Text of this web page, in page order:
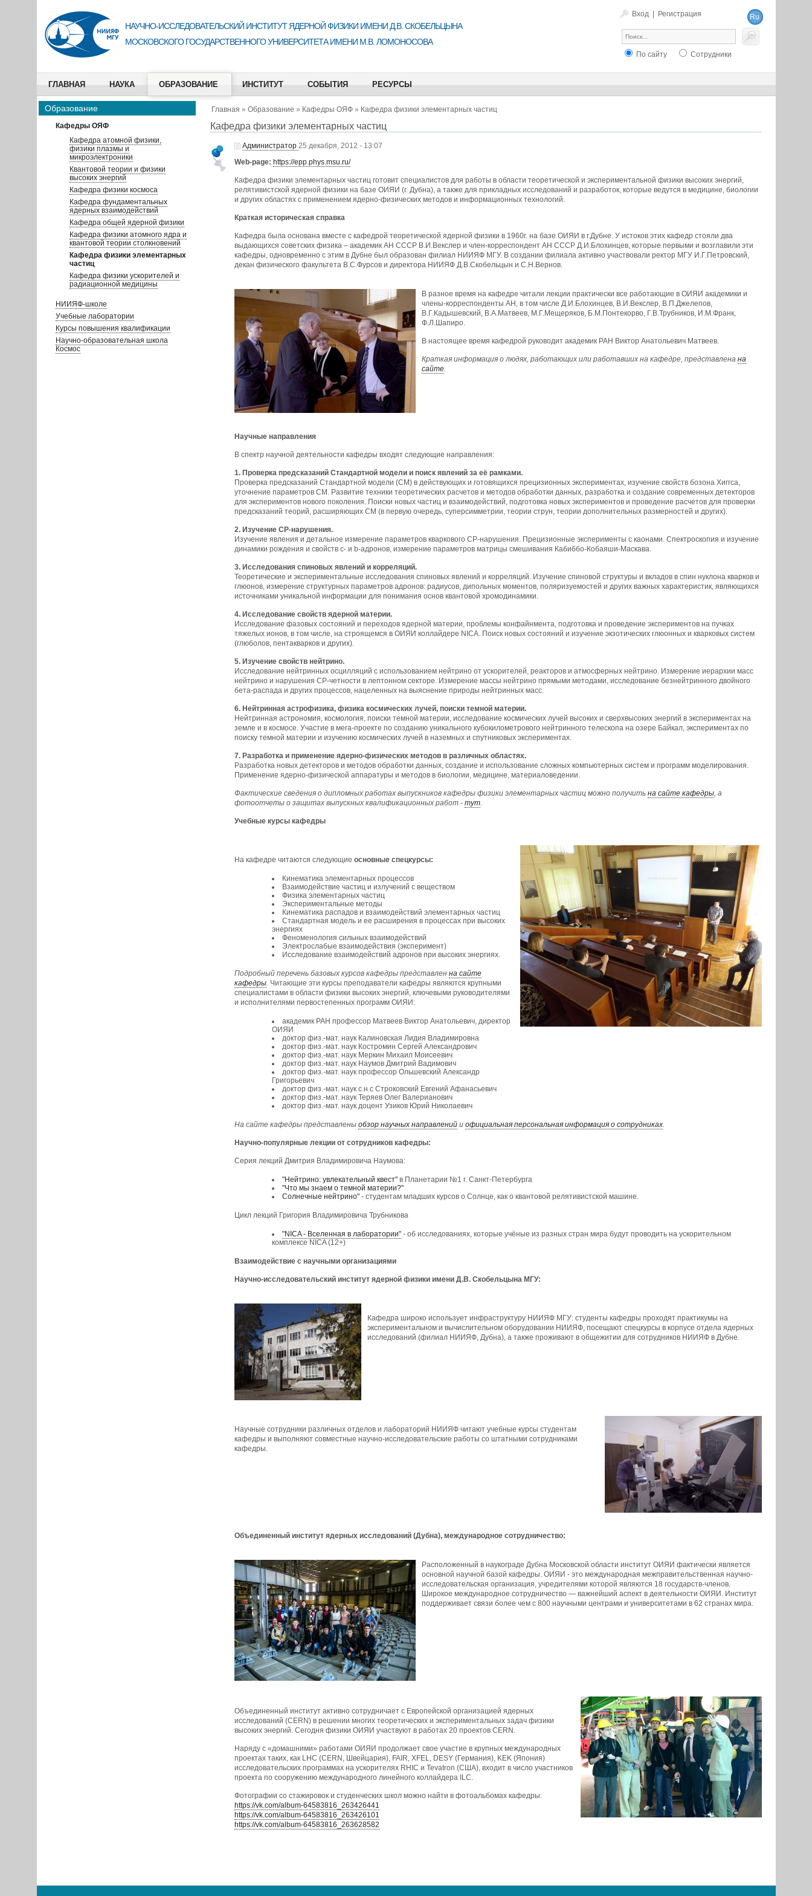
Вход Регистрация
Ru
En
НАУЧНО-ИССЛЕДОВАТЕЛЬСКИЙ ИНСТИТУТ ЯДЕРНОЙ ФИЗИКИ ИМЕНИ Д.В. СКОБЕЛЬЦЫНА
МОСКОВСКОГО ГОСУДАРСТВЕННОГО УНИВЕРСИТЕТА ИМЕНИ М.В. ЛОМОНОСОВА
По сайту Сотрудники
ГЛАВНАЯ НАУКА ОБРАЗОВАНИЕ ИНСТИТУТ СОБЫТИЯ РЕСУРСЫ
Образование
Кафедры ОЯФ
Кафедра атомной физики,
физики плазмы и
микроэлектроники
Квантовой теории и физики
высоких энергий
Кафедра физики космоса
Кафедра фундаментальных
ядерных взаимодействий
Кафедра общей ядерной физики
Кафедра физики атомного ядра и
квантовой теории столкновений
Кафедра физики элементарных
частиц
Кафедра физики ускорителей и
радиационной медицины
НИИЯФ-школе
Учебные лаборатории
Курсы повышения квалификации
Научно-образовательная школа
Космос
Главная » Образование » Кафедры ОЯФ» Кафедра физики элементарных частиц
Кафедра физики элементарных частиц
Администратор 25 декабря, 2012 - 13:07
Web-page: https://epp.phys.msu.ru/
Кафедра физики элементарных частиц готовит специалистов для работы в области теоретической и экспериментальной физики высоких энергий,
релятивистской ядерной физики на базе ОИЯИ (г. Дубна), а также для прикладных исследований и разработок, которые ведутся в медицине, биологии
и других областях с применением ядерно-физических методов и информационных технологий.
Краткая историческая справка
Кафедра была основана вместе с кафедрой теоретической ядерной физики в 1960г. на базе ОИЯИ в г.Дубне. У истоков этих кафедр стояли два
выдающихся советских физика – академик АН СССР В.И.Векслер и член-корреспондент АН СССР Д.И.Блохинцев, которые первыми и возглавили эти
кафедры, одновременно с этим в Дубне был образован филиал НИИЯФ МГУ. В создании филиала активно участвовали ректор МГУ И.Г.Петровский,
декан физического факультета В.С.Фурсов и директора НИИЯФ Д.В.Скобельцын и С.Н.Вернов.
В разное время на кафедре читали лекции практически все работающие в ОИЯИ академики и
члены-корреспонденты АН, в том числе Д.И.Блохинцев, В.И.Векслер, В.П.Джелепов,
В.Г.Кадышевский, В.А.Матвеев, М.Г.Мещеряков, Б.М.Понтекорво, Г.В.Трубников, И.М.Франк,
Ф.Л.Шапиро.
В настоящее время кафедрой руководит академик РАН Виктор Анатольевич Матвеев.
Краткая информация о людях, работающих или работавших на кафедре, представлена на
сайте.
Научные направления
В спектр научной деятельности кафедры входят следующие направления:
1. Проверка предсказаний Стандартной модели и поиск явлений за её рамками.
Проверка предсказаний Стандартной модели (СМ) в действующих и готовящихся прецизионных экспериментах, изучение свойств бозона Хиггса,
уточнение параметров СМ. Развитие техники теоретических расчетов и методов обработки данных, разработка и создание современных детекторов
для экспериментов нового поколения. Поиски новых частиц и взаимодействий, подготовка новых экспериментов и проведение расчетов для проверки
предсказаний теорий, расширяющих СМ (в первую очередь, суперсимметрии, теории струн, теории дополнительных размерностей и других).
2. Изучение СР-нарушения.
Изучение явления и детальное измерение параметров кваркового СР-нарушения. Прецизионные эксперименты с каонами. Спектроскопия и изучение
динамики рождения и свойств с- и b-адронов, измерение параметров матрицы смешивания Кабиббо-Кобаяши-Маскава.
3. Исследования спиновых явлений и корреляций.
Теоретические и экспериментальные исследования спиновых явлений и корреляций. Изучение спиновой структуры и вкладов в спин нуклона кварков и
глюонов, измерение структурных параметров адронов: радиусов, дипольных моментов, поляризуемостей и других важных характеристик, являющихся
источниками уникальной информации для понимания основ квантовой хромодинамики.
4. Исследование свойств ядерной материи.
Исследование фазовых состояний и переходов ядерной материи, проблемы конфайнмента, подготовка и проведение экспериментов на пучках
тяжелых ионов, в том числе, на строящемся в ОИЯИ коллайдере NICA. Поиск новых состояний и изучение экзотических глюонных и кварковых систем
(глюболов, пентакварков и других).
5. Изучение свойств нейтрино.
Исследование нейтринных осцилляций с использованием нейтрино от ускорителей, реакторов и атмосферных нейтрино. Измерение иерархии масс
нейтрино и нарушения СР-четности в лептонном секторе. Измерение массы нейтрино прямыми методами, исследование безнейтринного двойного
бета-распада и других процессов, нацеленных на выяснение природы нейтринных масс.
6. Нейтринная астрофизика, физика космических лучей, поиски темной материи.
Нейтринная астрономия, космология, поиски темной материи, исследование космических лучей высоких и сверхвысоких энергий в экспериментах на
земле и в космосе. Участие в мега-проекте по созданию уникального кубокилометрового нейтринного телескопа на озере Байкал, экспериментах по
поиску темной материи и изучению космических лучей в наземных и спутниковых экспериментах.
7. Разработка и применение ядерно-физических методов в различных областях.
Разработка новых детекторов и методов обработки данных, создание и использование сложных компьютерных систем и программ моделирования.
Применение ядерно-физической аппаратуры и методов в биологии, медицине, материаловедении.
Фактические сведения о дипломных работах выпускников кафедры физики элементарных частиц можно получить на сайте кафедры, а
фотоотчеты о защитах выпускных квалификационных работ - тут.
Учебные курсы кафедры
На кафедре читаются следующие основные спецкурсы:
Кинематика элементарных процессов
Взаимодействие частиц и излучений с веществом
Физика элементарных частиц
Экспериментальные методы
Кинематика распадов и взаимодействий элементарных частиц
Стандартная модель и ее расширения в процессах при высоких
энергиях
Феноменология сильных взаимодействий
Электрослабые взаимодействия (эксперимент)
Исследование взаимодействий адронов при высоких энергиях.
Подробный перечень базовых курсов кафедры представлен на сайте
кафедры. Читающие эти курсы преподаватели кафедры являются крупными
специалистами в области физики высоких энергий, ключевыми руководителями
и исполнителями первостепенных программ ОИЯИ:
академик РАН профессор Матвеев Виктор Анатольевич, директор
ОИЯИ
доктор физ.-мат. наук Калиновская Лидия Владимировна
доктор физ.-мат. наук Костромин Сергей Александрович
доктор физ.-мат. наук Меркин Михаил Моисеевич
доктор физ.-мат. наук Наумов Дмитрий Вадимович
доктор физ.-мат. наук профессор Ольшевский Александр
Григорьевич
доктор физ.-мат. наук с.н.с Строковский Евгений Афанасьевич
доктор физ.-мат. наук Теряев Олег Валерианович
доктор физ.-мат. наук доцент Узиков Юрий Николаевич
На сайте кафедры представлены обзор научных направленийи официальная персональная информация о сотрудниках.
Научно-популярные лекции от сотрудников кафедры:
Серия лекций Дмитрия Владимировича Наумова:
"Нейтрино: увлекательный квест"в Планетарии №1 г. Санкт-Петербурга
"Что мы знаем о темной материи?"
Солнечные нейтрино"- студентам младших курсов о Солнце, как о квантовой релятивистской машине.
Цикл лекций Григория Владимировича Трубникова
"NICA - Вселенная в лаборатории"- об исследованиях, которые учёные из разных стран мира будут проводить на ускорительном
комплексе NICA (12+)
Взаимодействие с научными организациями
Научно-исследовательский институт ядерной физики имени Д.В. Скобельцына МГУ:
Кафедра широко использует инфраструктуру НИИЯФ МГУ: студенты кафедры проходят практикумы на
экспериментальном и вычислительном оборудовании НИИЯФ, посещают спецкурсы в корпусе отдела ядерных
исследований (филиал НИИЯФ, Дубна), а также проживают в общежитии для сотрудников НИИЯФ в Дубне.
Научные сотрудники различных отделов и лабораторий НИИЯФ читают учебные курсы студентам
кафедры и выполняют совместные научно-исследовательские работы со штатными сотрудниками
кафедры.
Объединенный институт ядерных исследований (Дубна), международное сотрудничество:
Расположенный в наукограде Дубна Московской области институт ОИЯИ фактически является
основной научной базой кафедры. ОИЯИ - это международная межправительственная научно-
исследовательская организация, учредителями которой являются 18 государств-членов.
Широкое международное сотрудничество — важнейший аспект в деятельности ОИЯИ. Институт
поддерживает связи более чем с 800 научными центрами и университетами в 62 странах мира.
Объединенный институт активно сотрудничает с Европейской организацией ядерных
исследований (CERN) в решении многих теоретических и экспериментальных задач физики
высоких энергий. Сегодня физики ОИЯИ участвуют в работах 20 проектов CERN.
Наряду с «домашними» работами ОИЯИ продолжает свое участие в крупных международных
проектах таких, как LHC (CERN, Швейцария), FAIR, XFEL, DESY (Германия), KEK (Япония)
исследовательских программах на ускорителях RHIC и Tevatron (США), входит в число участников
проекта по сооружению международного линейного коллайдера ILC.
Фотографии со стажировок и студенческих школ можно найти в фотоальбомах кафедры:
https://vk.com/album-64583816_263426441
https://vk.com/album-64583816_263426101
https://vk.com/album-64583816_263628582